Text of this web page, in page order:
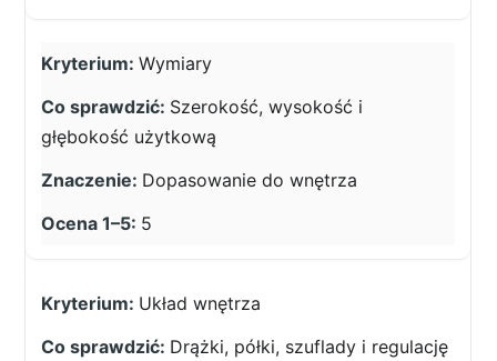
Wymiary
Szerokość, wysokość i
głębokość użytkową
Dopasowanie do wnętrza
5
Układ wnętrza
Drążki, półki, szuflady i regulację